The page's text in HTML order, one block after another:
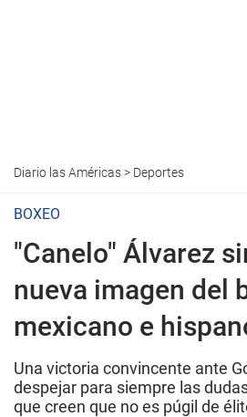
Diario las Américas> Deportes
BOXEO
"Canelo" Álvarez
nueva imagen del
mexicano e
Una victoria convincente ante
despejar para siempre las
que creen que no es púgil de